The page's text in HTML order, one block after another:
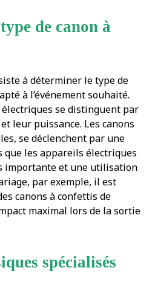
de canon à
à déterminer le type de
à l’événement souhaité.
électriques se distinguent par
leur puissance. Les canons
se déclenchent par une
les appareils électriques
importante et une utilisation
par exemple, il est
canons à confettis de
maximal lors de la sortie
spécialisés